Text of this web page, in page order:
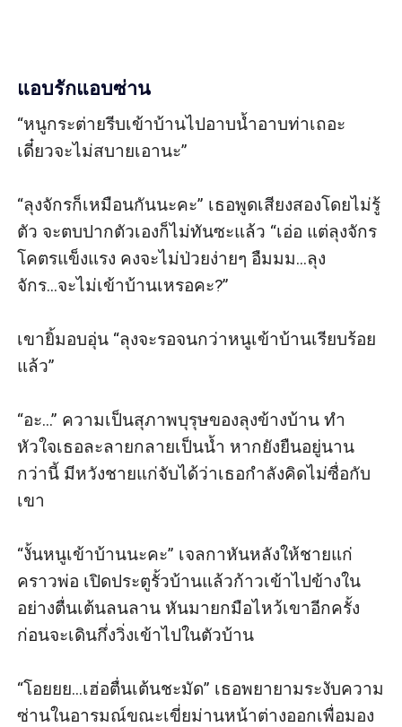
แอบรักแอบซ่าน
“หนูกระต่ายรีบเข้าบ้านไปอาบน้ำอาบท่าเถอะ
เดี๋ยวจะไม่สบายเอานะ”
“ลุงจักรก็เหมือนกันนะคะ” เธอพูดเสียงสองโดยไม่รู้
ตัว จะตบปากตัวเองก็ไม่ทันซะแล้ว “เอ่อ แต่ลุงจักร
โคตรแข็งแรง คงจะไม่ป่วยง่ายๆ อืมมม...ลุง
จักร...จะไม่เข้าบ้านเหรอคะ?”
เขายิ้มอบอุ่น “ลุงจะรอจนกว่าหนูเข้าบ้านเรียบร้อย
แล้ว”
“อะ...” ความเป็นสุภาพบุรุษของลุงข้างบ้าน ทำ
หัวใจเธอละลายกลายเป็นน้ำ หากยังยืนอยู่นาน
กว่านี้ มีหวังชายแก่จับได้ว่าเธอกำลังคิดไม่ซื่อกับ
เขา
“งั้นหนูเข้าบ้านนะคะ” เจลกาหันหลังให้ชายแก่
คราวพ่อ เปิดประตูรั้วบ้านแล้วก้าวเข้าไปข้างใน
อย่างตื่นเต้นลนลาน หันมายกมือไหว้เขาอีกครั้ง
ก่อนจะเดินกึ่งวิ่งเข้าไปในตัวบ้าน
“โอยยย...เฮ่อตื่นเต้นชะมัด” เธอพยายามระงับความ
ซ่านในอารมณ์ขณะเขี่ยม่านหน้าต่างออกเพื่อมอง